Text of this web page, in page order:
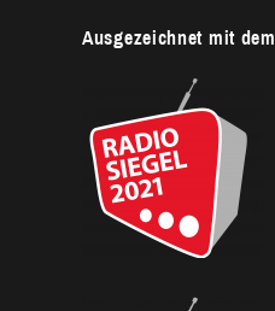
Ausgezeichnet mit dem